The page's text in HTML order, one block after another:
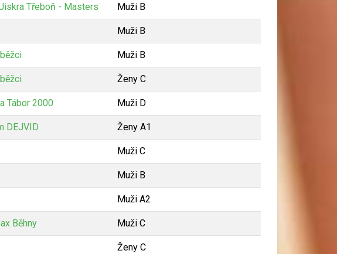
Třeboň - Masters Muži B
Muži B
Muži B
Ženy C
Tábor 2000 Muži D
DEJVID Ženy A1
Muži C
Muži B
Muži A2
Běhny Muži C
Ženy C